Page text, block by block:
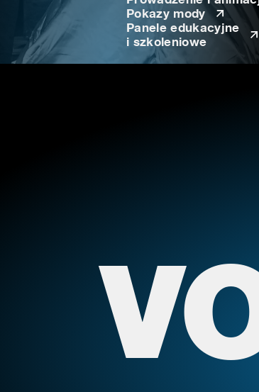
Pokazy mody
Panele edukacyjne
i szkoleniowe